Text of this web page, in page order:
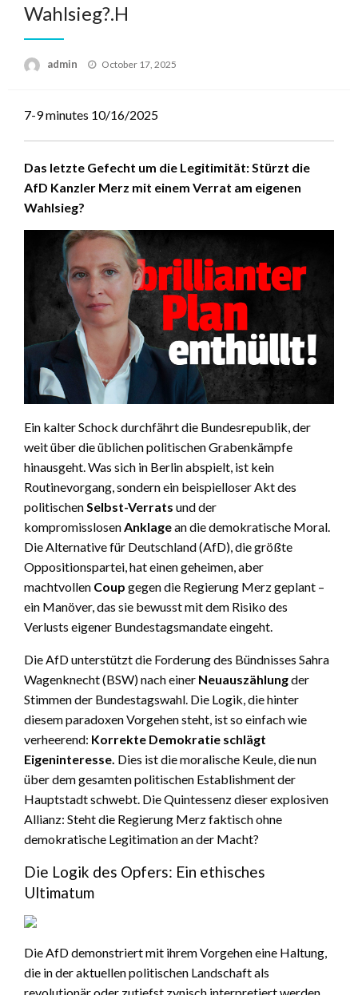
Wahlsieg?.H
admin
Posted
October 17, 2025
7-9 minutes 10/16/2025
Das letzte Gefecht um die Legitimität: Stürzt die
AfD Kanzler Merz mit einem Verrat am eigenen
Wahlsieg?
Ein kalter Schock durchfährt die Bundesrepublik, der
weit über die üblichen politischen Grabenkämpfe
hinausgeht. Was sich in Berlin abspielt, ist kein
Routinevorgang, sondern ein beispielloser Akt des
politischen Selbst-Verrats und der
kompromisslosen Anklagean die demokratische Moral.
Die Alternative für Deutschland (AfD), die größte
Oppositionspartei, hat einen geheimen, aber
machtvollen Coup gegen die Regierung Merz geplant –
ein Manöver, das sie bewusst mit dem Risiko des
Verlusts eigener Bundestagsmandate eingeht.
Die AfD unterstützt die Forderung des Bündnisses Sahra
Wagenknecht (BSW) nach einer Neuauszählungder
Stimmen der Bundestagswahl. Die Logik, die hinter
diesem paradoxen Vorgehen steht, ist so einfach wie
verheerend: Korrekte Demokratie schlägt
Eigeninteresse. Dies ist die moralische Keule, die nun
über dem gesamten politischen Establishment der
Hauptstadt schwebt. Die Quintessenz dieser explosiven
Allianz: Steht die Regierung Merz faktisch ohne
demokratische Legitimation an der Macht?
Die Logik des Opfers: Ein ethisches
Ultimatum
Die AfD demonstriert mit ihrem Vorgehen eine Haltung,
die in der aktuellen politischen Landschaft als